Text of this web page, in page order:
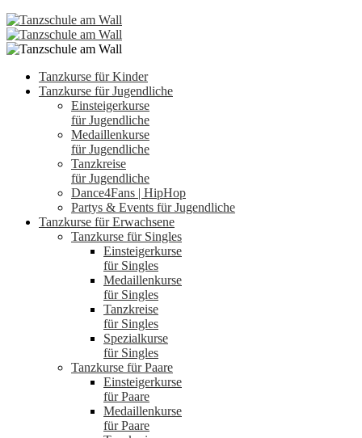
Tanzkurse für Kinder
Tanzkurse für Jugendliche
Einsteigerkurse
für Jugendliche
Medaillenkurse
für Jugendliche
Tanzkreise
für Jugendliche
Dance4Fans | HipHop
Partys & Events für Jugendliche
Tanzkurse für Erwachsene
Tanzkurse für Singles
Einsteigerkurse
für Singles
Medaillenkurse
für Singles
Tanzkreise
für Singles
Spezialkurse
für Singles
Tanzkurse für Paare
Einsteigerkurse
für Paare
Medaillenkurse
für Paare